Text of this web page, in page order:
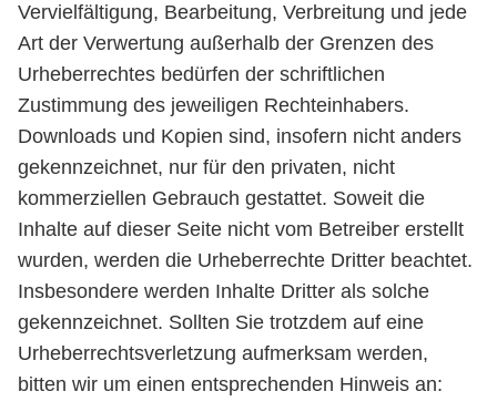
Vervielfältigung, Bearbeitung, Verbreitung und jede
Art der Verwertung außerhalb der Grenzen des
Urheberrechtes bedürfen der schriftlichen
Zustimmung des jeweiligen Rechteinhabers.
Downloads und Kopien sind, insofern nicht anders
gekennzeichnet, nur für den privaten, nicht
kommerziellen Gebrauch gestattet. Soweit die
Inhalte auf dieser Seite nicht vom Betreiber erstellt
wurden, werden die Urheberrechte Dritter beachtet.
Insbesondere werden Inhalte Dritter als solche
gekennzeichnet. Sollten Sie trotzdem auf eine
Urheberrechtsverletzung aufmerksam werden,
bitten wir um einen entsprechenden Hinweis an: